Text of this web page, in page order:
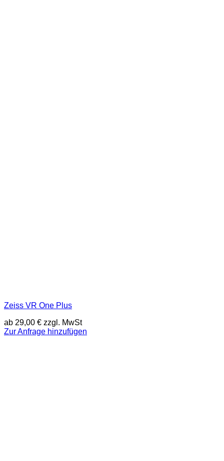
Zeiss VR One Plus
ab 29,00 € zzgl. MwSt
Zur Anfrage hinzufügen